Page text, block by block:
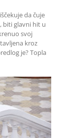
da čuje
biti glavni hit u
svoj
kroz
je? Topla